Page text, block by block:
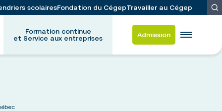
scolairesFondation du CégepTravailler au Cégep
Formation continue
et Service aux entreprises
Admission